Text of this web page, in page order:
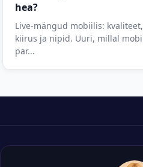
hea?
Live-mängud mobiilis:
kiirus ja nipid. Uuri, millal
par...